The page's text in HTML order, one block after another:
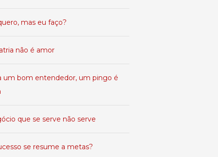
mas eu faço?
não é amor
um bom entendedor, um pingo é
que se serve não serve
se resume a metas?